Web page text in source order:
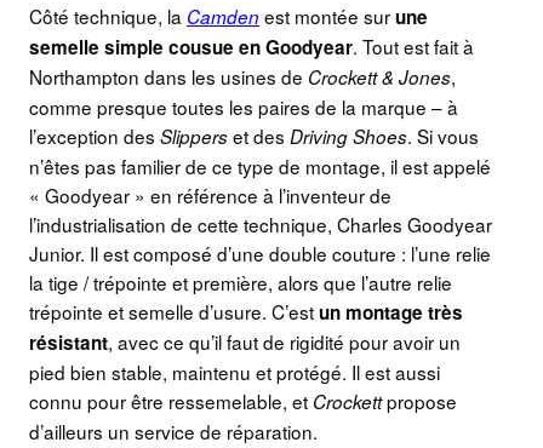
Côté technique, la Camden est montée surune
semelle simple cousue en Goodyear. Tout est fait à
Northampton dans les usines de Crockett & Jones,
comme presque toutes les paires de la marque – à
l’exception des Slipperset des Driving Shoes. Si vous
n’êtes pas familier de ce type de montage, il est appelé
« Goodyear » en référence à l’inventeur de
l’industrialisation de cette technique, Charles Goodyear
Junior. Il est composé d’une double couture : l’une relie
la tige / trépointe et première, alors que l’autre relie
trépointe et semelle d’usure. C’estun montage très
résistant, avec ce qu’il faut de rigidité pour avoir un
pied bien stable, maintenu et protégé. Il est aussi
connu pour être ressemelable, et Crockettpropose
d’ailleurs un service de réparation.